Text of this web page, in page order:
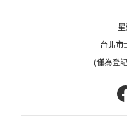
台北市
(僅為登